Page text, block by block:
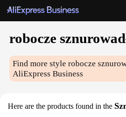
robocze
Find more stylerobocze
AliExpress Business
Here are the products found in the